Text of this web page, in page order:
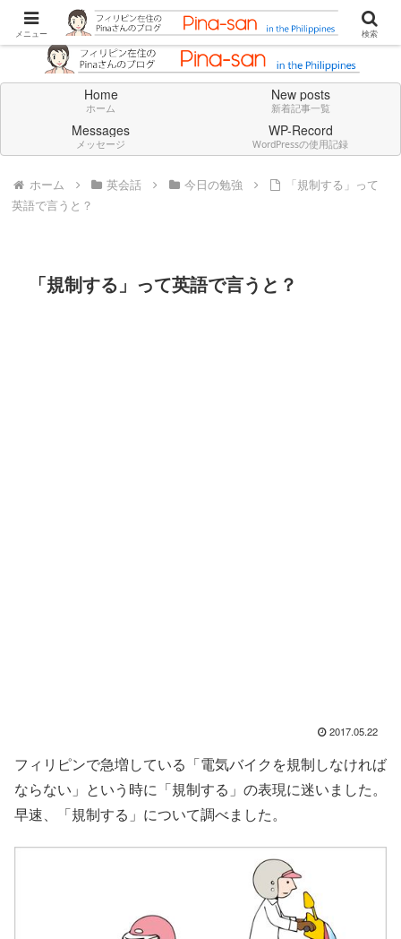
Don't think deeply. Feel always in English.
Home
ホーム
New posts
新着記事一覧
Messages
メッセージ
WP-Record
WordPressの使用記録
ホーム 英会話 今日の勉強
「規制する」って
英語で言うと？
「規制する」って英語で言うと？
2017.05.22
フィリピンで急増している「電気バイクを規制しなければ
ならない」という時に「規制する」の表現に迷いました。
早速、「規制する」について調べました。
メニュー 検索